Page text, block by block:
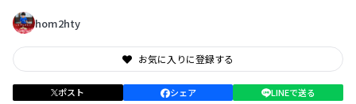
hom2hty
お気に入りに登録する
ポスト シェア LINEで送る